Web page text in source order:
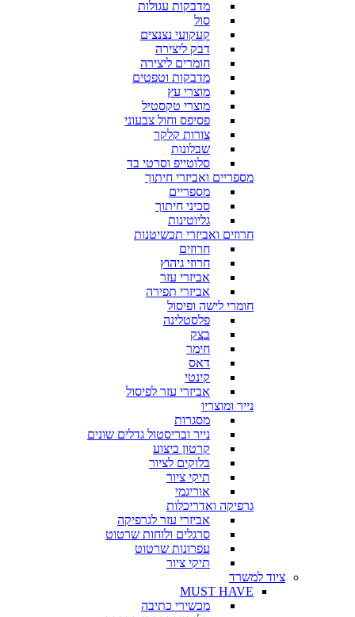
מדבקות עגולות
סול
קעקועי נצנצים
דבק ליצירה
חומרים ליצירה
מדבקות וטפטים
מוצרי עץ
מוצרי טקסטיל
פסיפס וחול צבעוני
צורות קלקר
שבלונות
סלוטייפ וסרטי בד
מספריים ואביזרי חיתוך
מספריים
סכיני חיתוך
גליוטינות
חרוזים ואביזרי תכשיטנות
חרוזים
חרוזי גיהוץ
אביזרי עזר
אביזרי תפירה
חומרי לישה ופיסול
פלסטלינה
בצק
חימר
דאס
קינטי
אביזרי עזר לפיסול
נייר ומוצריו
מסגרות
נייר ובריסטול גדלים שונים
קרטון ביצוע
בלוקים לציור
תיקי ציור
אוריגמי
גרפיקה ואדריכלות
אביזרי עזר לגרפיקה
סרגלים ולוחות שרטוט
עפרונות שרטוט
תיקי ציור
ציוד למשרד
MUST HAVE
מכשירי כתיבה